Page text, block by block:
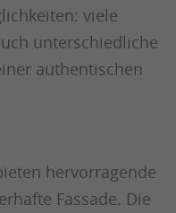
viele
unterschiedliche
authentischen
hervorragende
Fassade. Die